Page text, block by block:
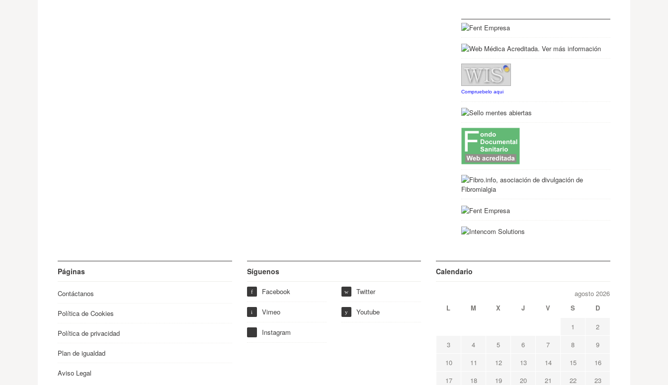
Compruebelo aqui
Páginas
Contáctanos
Política de Cookies
Política de privacidad
Plan de igualdad
Aviso Legal
Síguenos
f Facebook w Twitter
i Vimeo y Youtube
Instagram
Calendario
agosto 2026
L
M X J V S
D
1
2
3
4 5 6 7 8
9
10
11 12 13 14 15
16
17
18 19 20 21 22 23